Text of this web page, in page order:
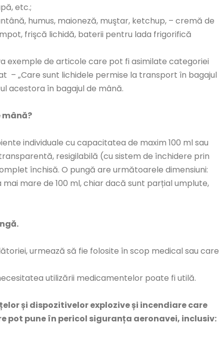
etc.;
humus, maioneză, muştar, ketchup, – cremă de
frişcă lichidă, baterii pentru lada frigorifică
exemple de articole care pot fi asimilate categoriei
– „Care sunt lichidele permise la transport în bagajul
acestora în bagajul de mână.
individuale cu capacitatea de maxim 100 ml sau
resigilabilă (cu sistem de închidere prin
închisă. O pungă are următoarele dimensiuni:
mare de 100 ml, chiar dacă sunt parțial umplute,
urmează să fie folosite în scop medical sau care
utilizării medicamentelor poate fi utilă.
și dispozitivelor explozive și incendiare care
pot pune în pericol siguranța aeronavei, inclusiv: